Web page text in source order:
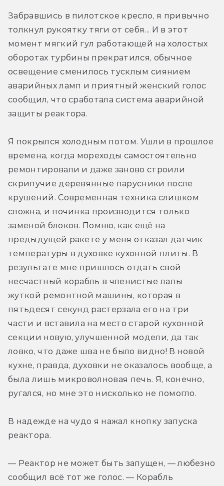
Забравшись в пилотское кресло, я привычно
толкнул рукоятку тяги от себя... И в этот
момент мягкий гул работающей на холостых
оборотах турбины прекратился, обычное
освещение сменилось тусклым сиянием
аварийных ламп и приятный женский голос
сообщил, что сработала система аварийной
защиты реактора.
Я покрылся холодным потом. Ушли в прошлое
времена, когда мореходы самостоятельно
ремонтировали и даже заново строили
скрипучие деревянные парусники после
крушений. Современная техника слишком
сложна, и починка производится только
заменой блоков. Помню, как ещё на
предыдущей ракете у меня отказал датчик
температуры в духовке кухонной плиты. В
результате мне пришлось отдать свой
несчастный корабль в членистые лапы
жуткой ремонтной машины, которая в
пятьдесят секунд растерзала его на три
части и вставила на место старой кухонной
секции новую, улучшенной модели, да так
ловко, что даже шва не было видно! В новой
кухне, правда, духовки не оказалось вообще, а
была лишь микроволновая печь. Я, конечно,
ругался, но мне это нисколько не помогло.
В надежде на чудо я нажал кнопку запуска
реактора.
— Реактор не может быть запущен, — любезно
сообщил всё тот же голос. — Корабль